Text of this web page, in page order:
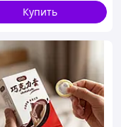
Купить